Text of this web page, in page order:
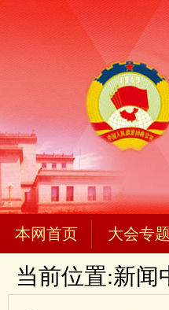
本网首页 大会专题
当前位置:新闻